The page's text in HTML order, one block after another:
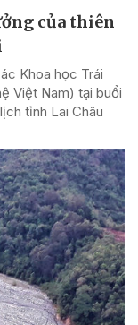
của thiên
Khoa học Trái
Việt Nam) tại buổi
tỉnh Lai Châu